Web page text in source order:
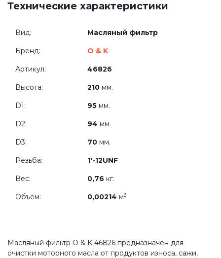
Технические характеристики
Вид: Масляный фильтр
Бренд: O & K
Артикул: 46826
Высота: 210 мм.
D1: 95 мм.
D2: 94 мм.
D3: 70 мм.
Резьба: 1'-12UNF
Вес: 0,76 кг.
Объём: 0,00214 м3
Масляный фильтр O & K 46826 предназначен для
очистки моторного масла от продуктов износа, сажи,